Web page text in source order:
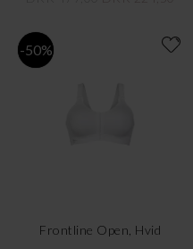
-50%
Frontline Open, Hvid